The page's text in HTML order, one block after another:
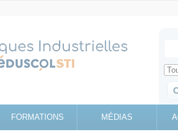
FORMATIONS MÉDIAS